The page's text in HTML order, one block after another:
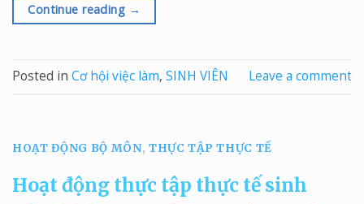
Continue reading →
Posted in Cơ hội việc làm, SINH VIÊN Leave a comment
HOẠT ĐỘNG BỘ MÔN,THỰC TẬP THỰC TẾ
Hoạt động thực tập thực tế sinh